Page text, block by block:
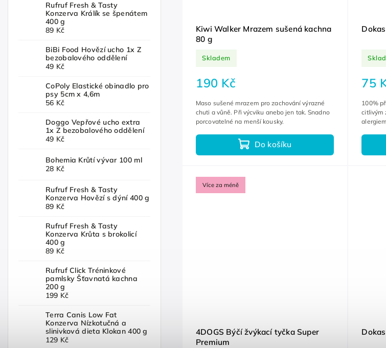
Rufruf Fresh & Tasty
Konzerva Králík se špenátem
400 g
89 Kč
BiBi Food Hovězí ucho 1x Z
bezobalového oddělení
49 Kč
CoPoly Elastické obinadlo pro
psy 5cm x 4,6m
56 Kč
Doggo Vepřové ucho extra
1x Z bezobalového oddělení
49 Kč
Bohemia Krůtí vývar 100 ml
28 Kč
Rufruf Fresh & Tasty
Konzerva Hovězí s dýní 400 g
89 Kč
Rufruf Fresh & Tasty
Konzerva Krůta s brokolicí
400 g
89 Kč
Rufruf Click Tréninkové
pamlsky Šťavnatá kachna
200 g
199 Kč
Terra Canis Low Fat
Konzerva Nízkotučná a
slinivková dieta Klokan 400 g
129 Kč
Kiwi Walker Mrazem sušená kachna
80 g
Skladem
190 Kč
Do košíku
Maso sušené mrazem pro zachování výrazné
chuti a vůně. Při výcviku anebo jen tak. Snadno
porcovatelné na menší kousky.
75
100%
citlivým
Více za méně
4DOGS Býčí žvýkací tyčka Super
Premium